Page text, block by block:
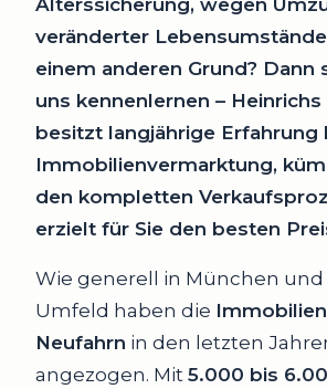
Alterssicherung, wegen
veränderter
einem anderen Grund? Dann
uns kennenlernen –
besitzt langjährige Erfahrung
Immobilienvermarktung,
den kompletten
erzielt für Sie den besten
Wie generell in München und
Umfeld haben die
Neufahrn in den letzten
angezogen. Mit 5.000 bis